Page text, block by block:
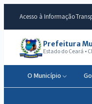
Acesso à Informação
Prefeitura
Estado do Ceará •
O Município